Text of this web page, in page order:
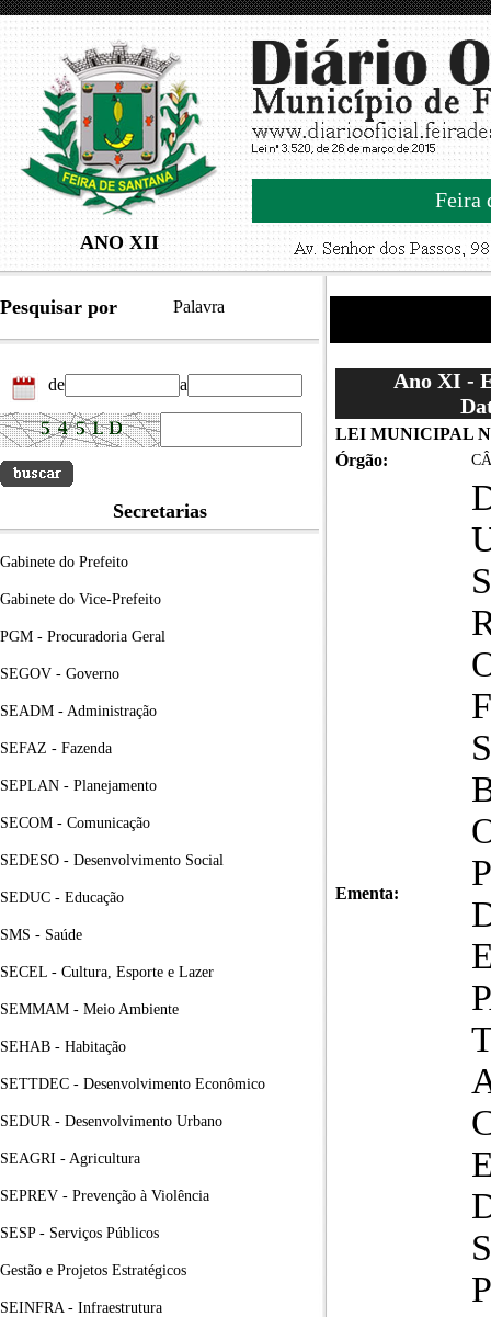
ANO XII
Feira
Pesquisar por Palavra
de a
Secretarias
Gabinete do Prefeito
Gabinete do Vice-Prefeito
PGM - Procuradoria Geral
SEGOV - Governo
SEADM - Administração
SEFAZ - Fazenda
SEPLAN - Planejamento
SECOM - Comunicação
SEDESO - Desenvolvimento Social
SEDUC - Educação
SMS - Saúde
SECEL - Cultura, Esporte e Lazer
SEMMAM - Meio Ambiente
SEHAB - Habitação
SETTDEC - Desenvolvimento Econômico
SEDUR - Desenvolvimento Urbano
SEAGRI - Agricultura
SEPREV - Prevenção à Violência
SESP - Serviços Públicos
Gestão e Projetos Estratégicos
SEINFRA - Infraestrutura
Ano XI -
LEI MUNICIPAL
Órgão:
Ementa: